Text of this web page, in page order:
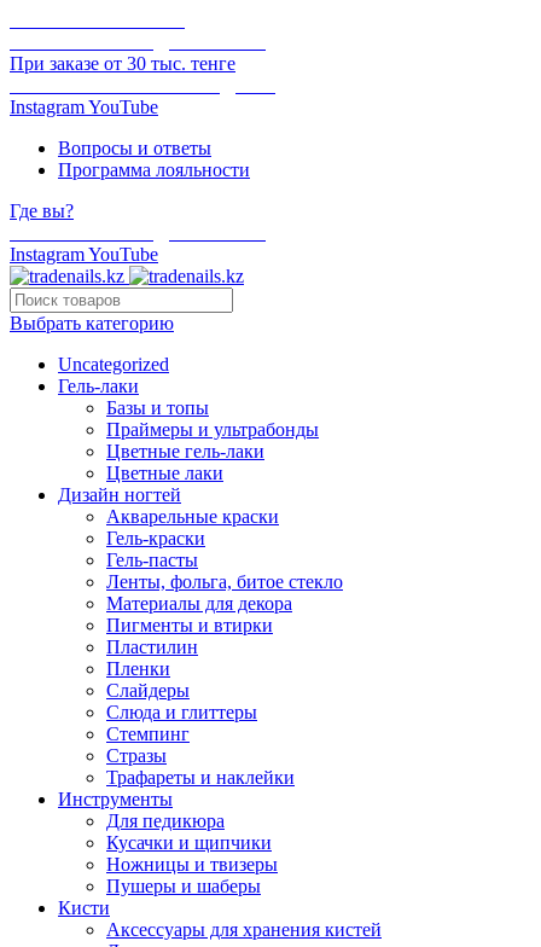
При заказе от 30 тыс. тенге
InstagramYouTube
Вопросы и ответы
Программа лояльности
Где вы?
InstagramYouTube
Выбрать категорию
Uncategorized
Гель-лаки
Базы и топы
Праймеры и ультрабонды
Цветные гель-лаки
Цветные лаки
Дизайн ногтей
Акварельные краски
Гель-краски
Гель-пасты
Ленты, фольга, битое стекло
Материалы для декора
Пигменты и втирки
Пластилин
Пленки
Слайдеры
Слюда и глиттеры
Стемпинг
Стразы
Трафареты и наклейки
Инструменты
Для педикюра
Кусачки и щипчики
Ножницы и твизеры
Пушеры и шаберы
Кисти
Аксессуары для хранения кистей